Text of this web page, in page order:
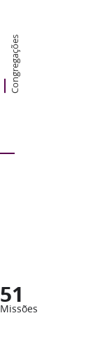
Congregações
51
Missões